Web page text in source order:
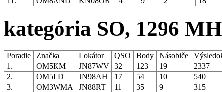
kategória SO, 1296
Poradie Značka Lokátor QSO Body Násobiče
1.
OM5KM JN87WV 32 123 19
2337
2.
OM5LD JN98AH 17 54 10
540
3.
OM3WMA JN88RT 11 35 9
315